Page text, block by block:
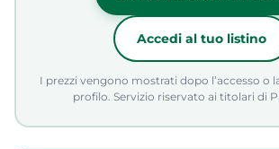
Accedi al tuo listino
I prezzi vengono mostrati dopo l’accesso o
profilo. Servizio riservato ai titolari di